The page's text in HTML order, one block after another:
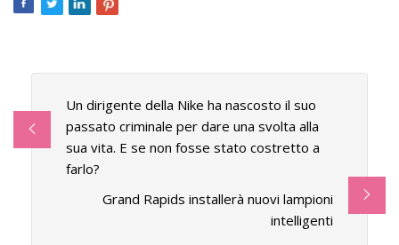
Un dirigente della Nike ha nascosto il suo
passato criminale per dare una svolta alla
sua vita. E se non fosse stato costretto a
farlo?
Grand Rapids installerà nuovi lampioni
intelligenti